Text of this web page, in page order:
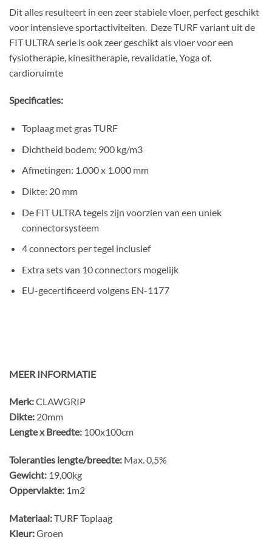
Dit alles resulteert in een zeer stabiele vloer, perfect geschikt
voor intensieve sportactiviteiten. Deze TURF variant uit de
FIT ULTRA serie is ook zeer geschikt als vloer voor een
fysiotherapie, kinesitherapie, revalidatie, Yoga of.
cardioruimte
Specificaties:
Toplaag met gras TURF
Dichtheid bodem: 900 kg/m3
Afmetingen: 1.000 x 1.000 mm
Dikte: 20 mm
De FIT ULTRA tegels zijn voorzien van een uniek
connectorsysteem
4 connectors per tegel inclusief
Extra sets van 10 connectors mogelijk
EU-gecertificeerd volgens EN-1177
MEER INFORMATIE
Merk:CLAWGRIP
Dikte: 20mm
Lengte x Breedte: 100x100cm
Toleranties lengte/breedte: Max. 0,5%
Gewicht: 19,00kg
Oppervlakte: 1m2
Materiaal:TURF Toplaag
Kleur:Groen